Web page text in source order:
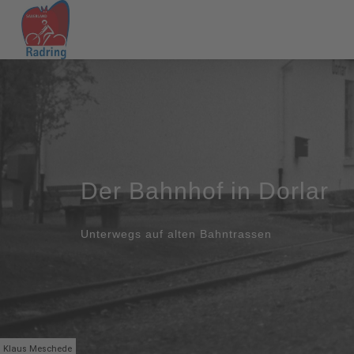
Klaus Meschede
Der Bahnhof in Dorlar
Unterwegs auf alten Bahntrassen